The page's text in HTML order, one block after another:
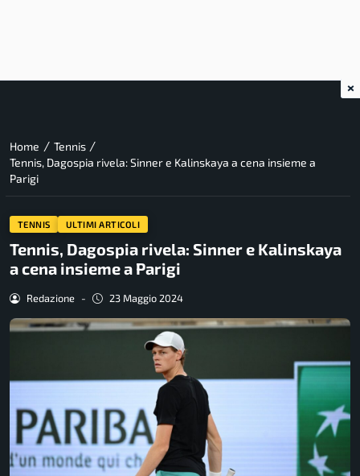
Home / Tennis /
Tennis, Dagospia rivela: Sinner e Kalinskaya a cena insieme a
Parigi
TENNIS ULTIMI ARTICOLI
Tennis, Dagospia rivela: Sinner e Kalinskaya
a cena insieme a Parigi
Redazione - 23 Maggio 2024
×